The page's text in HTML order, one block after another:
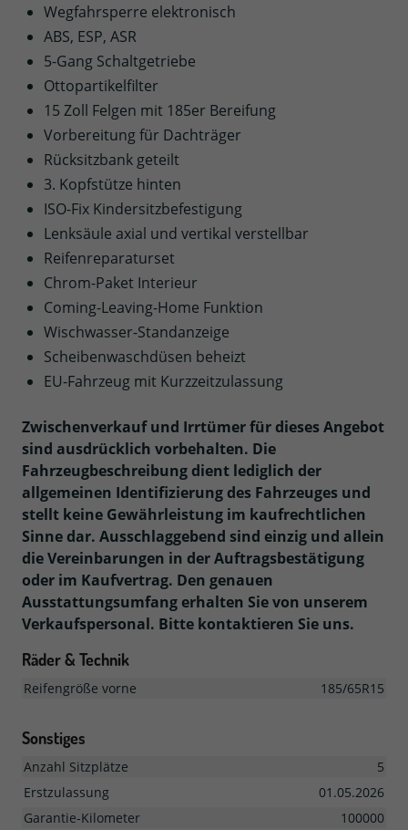
Wegfahrsperre elektronisch
ABS, ESP, ASR
5-Gang Schaltgetriebe
Ottopartikelfilter
15 Zoll Felgen mit 185er Bereifung
Vorbereitung für Dachträger
Rücksitzbank geteilt
3. Kopfstütze hinten
ISO-Fix Kindersitzbefestigung
Lenksäule axial und vertikal verstellbar
Reifenreparaturset
Chrom-Paket Interieur
Coming-Leaving-Home Funktion
Wischwasser-Standanzeige
Scheibenwaschdüsen beheizt
EU-Fahrzeug mit Kurzzeitzulassung
Zwischenverkauf und Irrtümer für dieses Angebot
sind ausdrücklich vorbehalten. Die
Fahrzeugbeschreibung dient lediglich der
allgemeinen Identifizierung des Fahrzeuges und
stellt keine Gewährleistung im kaufrechtlichen
Sinne dar. Ausschlaggebend sind einzig und allein
die Vereinbarungen in der Auftragsbestätigung
oder im Kaufvertrag. Den genauen
Ausstattungsumfang erhalten Sie von unserem
Verkaufspersonal. Bitte kontaktieren Sie uns.
Räder & Technik
Reifengröße vorne 185/65R15
Sonstiges
Anzahl Sitzplätze
5
Erstzulassung
01.05.2026
Garantie-Kilometer
100000